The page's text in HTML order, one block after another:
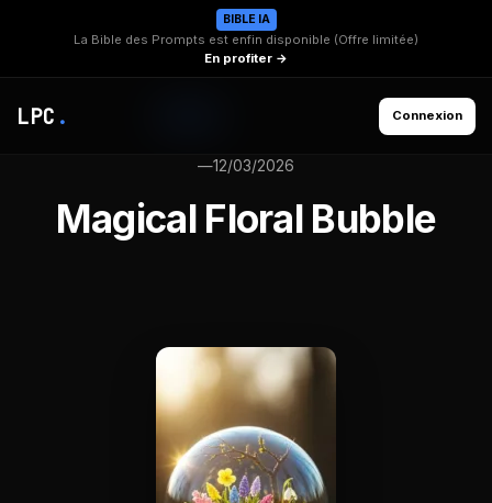
BIBLE IA
La Bible des Prompts est enfin disponible (Offre limitée)
En profiter →
LPC . Connexion
—12/03/2026
Magical Floral Bubble